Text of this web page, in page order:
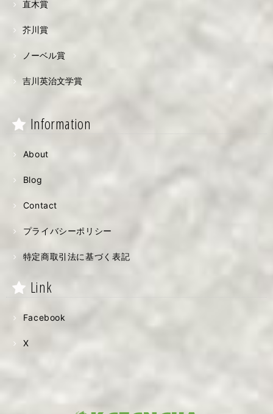
直木賞
芥川賞
ノーベル賞
吉川英治文学賞
Information
About
Blog
Contact
プライバシーポリシー
特定商取引法に基づく表記
Link
Facebook
X